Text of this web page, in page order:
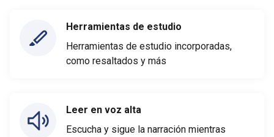
Herramientas de estudio
Herramientas de estudio incorporadas,
como resaltados y más
Leer en voz alta
Escucha y sigue la narración mientras